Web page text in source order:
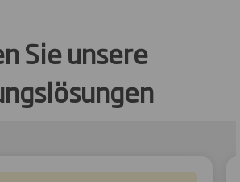
Sie unsere